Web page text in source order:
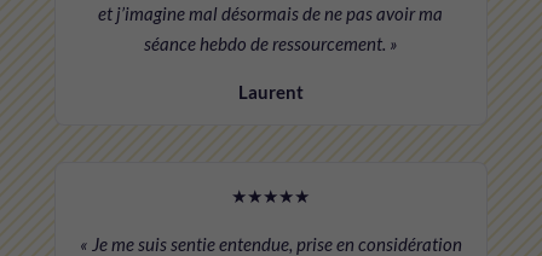
et j’imagine mal désormais de ne pas avoir ma
séance hebdo de ressourcement. »
Laurent
★★★★★
« Je me suis sentie entendue, prise en considération